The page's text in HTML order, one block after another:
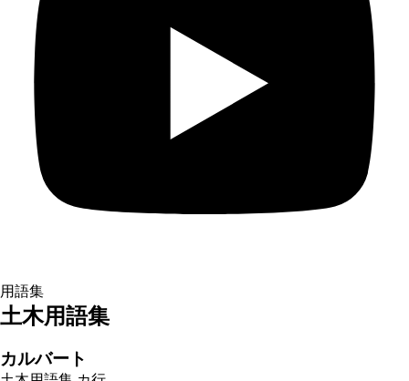
用語集
土木用語集
カルバート